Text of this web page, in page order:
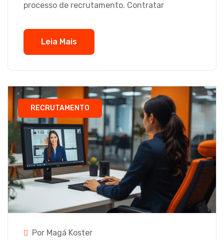
processo de recrutamento. Contratar
Leia Mais
RECRUTAMENTO
Por Magá Koster